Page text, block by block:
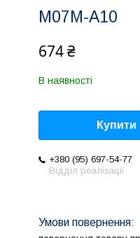
M07M-A10
674 ₴
В наявності
Купити
+380 (95) 697-54-77
Відділ реалізації